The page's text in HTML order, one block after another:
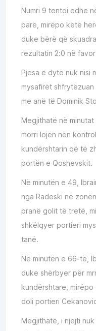
Numri 9 tentoi edhe
parë, mirëpo këtë
duke bërë që
rezultatin 2:0 në
Pjesa e dytë nuk nisi
mysafirët
me anë të Dominik
Megjithatë në
morri lojën nën
kundërshtarin që të
portën e Qoshevskit.
Në minutën e 49,
nga Radeski në
pranë golit të tretë,
shkëlqyer portieri
tanë.
Në minutën e 66-të,
duke shërbyer për
kundërshtare,
doli portieri
Megjithatë, i njëjti